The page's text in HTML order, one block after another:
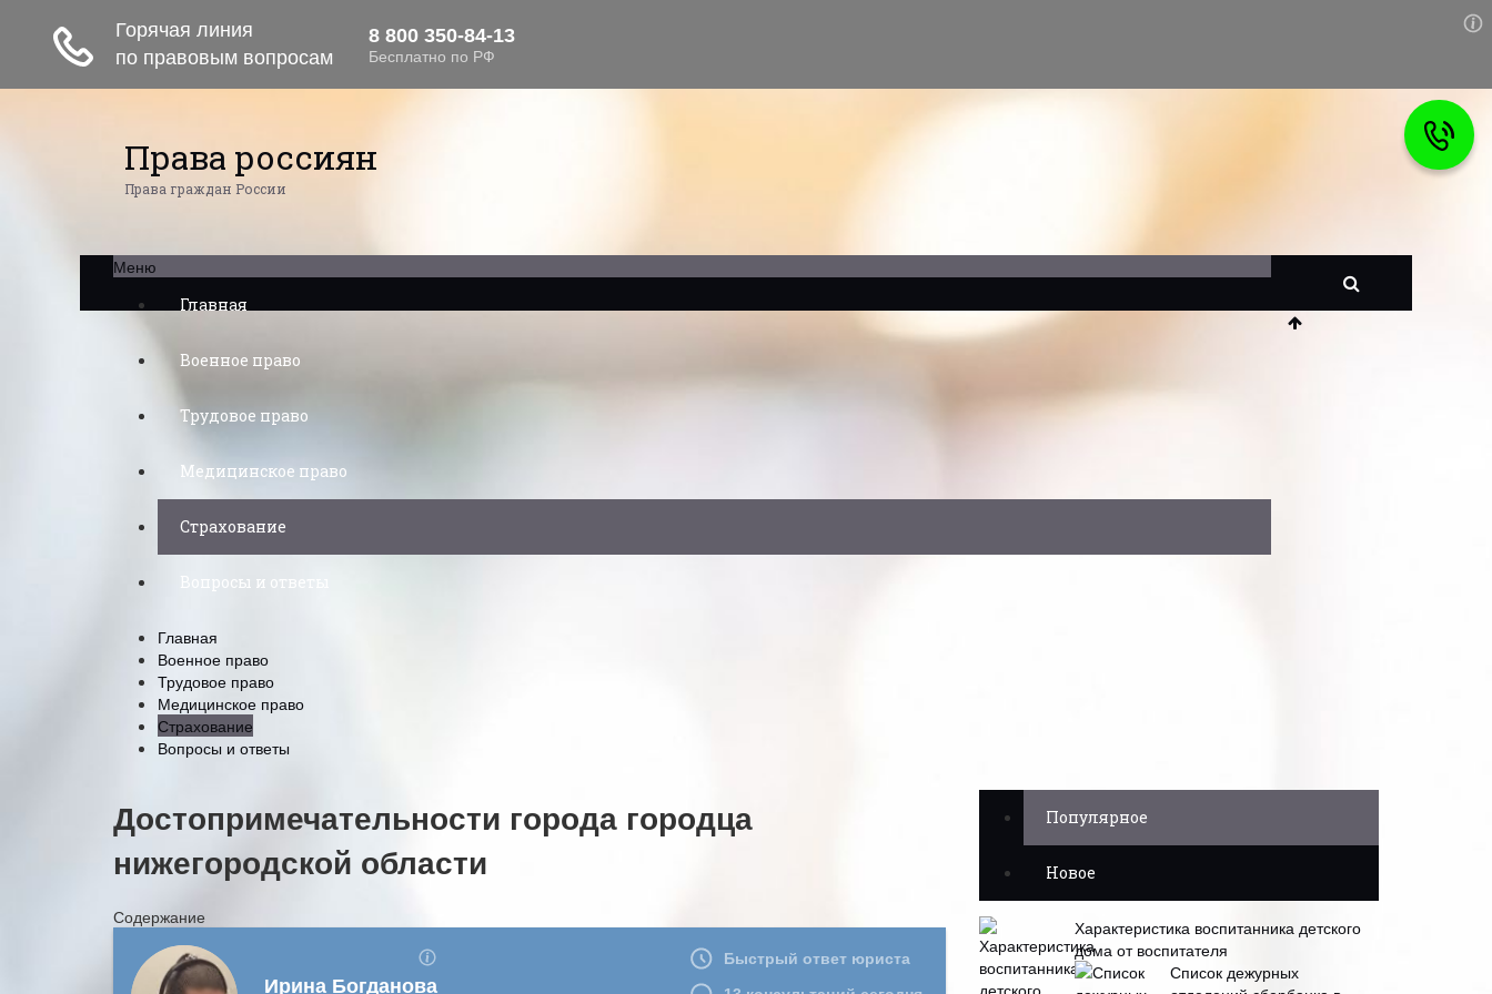
Права россиян
Права граждан России
Меню
Главная
Военное право
Трудовое право
Медицинское право
Страхование
Вопросы и ответы
Главная
Военное право
Трудовое право
Медицинское право
Страхование
Вопросы и ответы
Достопримечательности города городца
нижегородской области
Содержание
Популярное
Новое
Характеристика воспитанника детского
дома от воспитателя
Список дежурных